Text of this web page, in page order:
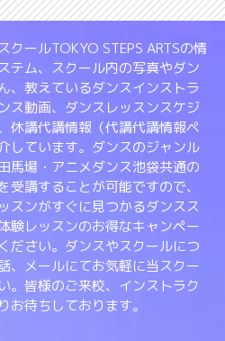
クールTOKYO STEPS ARTSの情
テム、スクール内の写真やダン
、教えているダンスインストラ
ス動画、ダンスレッスンスケジ
休講代講情報（代講代講情報ペ
しています。ダンスのジャンル
馬場・アニメダンス池袋共通の
受講することが可能ですので、
スンがすぐに見つかるダンスス
験レッスンのお得なキャンペー
ださい。ダンスやスクールにつ
、メールにてお気軽に当スクー
。皆様のご来校、インストラク
お待ちしております。